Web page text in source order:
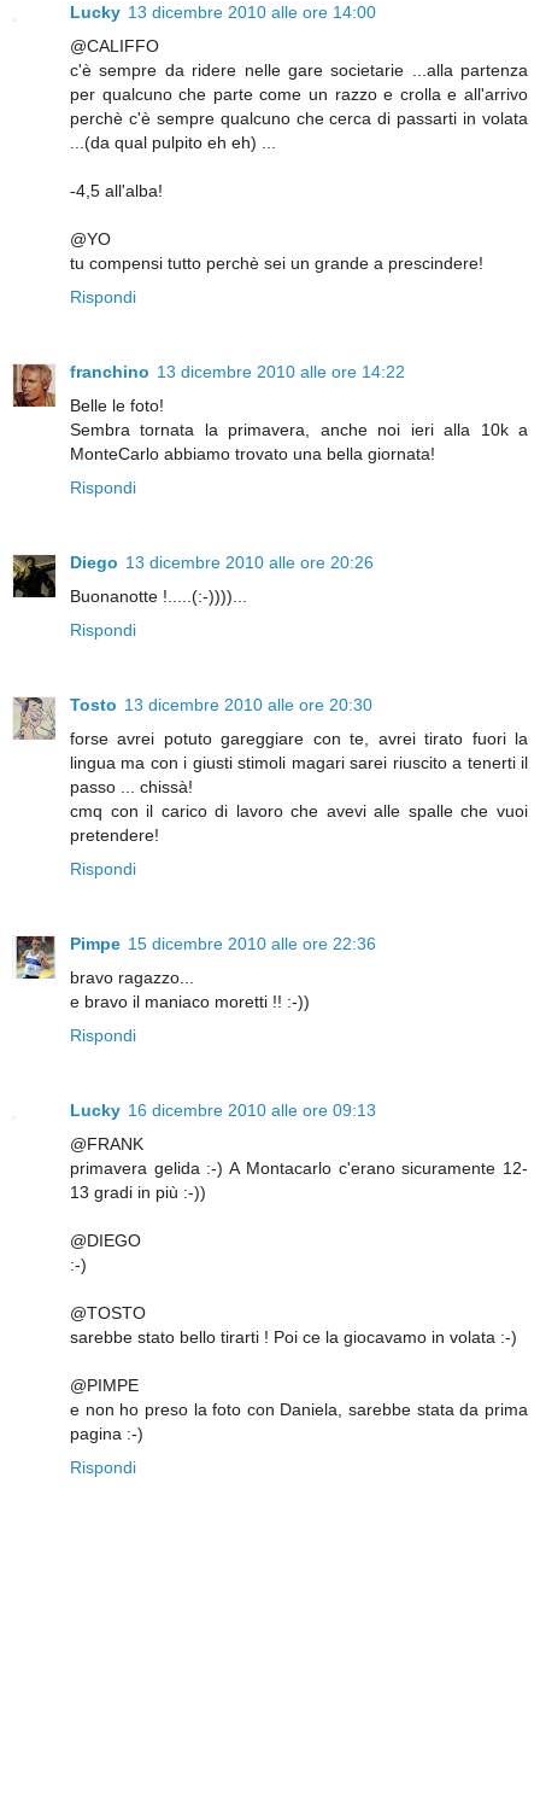
Lucky 13 dicembre 2010 alle ore 14:00
@CALIFFO
c'è sempre da ridere nelle gare societarie ...alla partenza
per qualcuno che parte come un razzo e crolla e all'arrivo
perchè c'è sempre qualcuno che cerca di passarti in volata
...(da qual pulpito eh eh) ...
-4,5 all'alba!
@YO
tu compensi tutto perchè sei un grande a prescindere!
Rispondi
franchino 13 dicembre 2010 alle ore 14:22
Belle le foto!
Sembra tornata la primavera, anche noi ieri alla 10k a
MonteCarlo abbiamo trovato una bella giornata!
Rispondi
Diego 13 dicembre 2010 alle ore 20:26
Buonanotte !.....(:-))))...
Rispondi
Tosto 13 dicembre 2010 alle ore 20:30
forse avrei potuto gareggiare con te, avrei tirato fuori la
lingua ma con i giusti stimoli magari sarei riuscito a tenerti il
passo ... chissà!
cmq con il carico di lavoro che avevi alle spalle che vuoi
pretendere!
Rispondi
Pimpe 15 dicembre 2010 alle ore 22:36
bravo ragazzo...
e bravo il maniaco moretti !! :-))
Rispondi
Lucky 16 dicembre 2010 alle ore 09:13
@FRANK
primavera gelida :-) A Montacarlo c'erano sicuramente 12-
13 gradi in più :-))
@DIEGO
:-)
@TOSTO
sarebbe stato bello tirarti ! Poi ce la giocavamo in volata :-)
@PIMPE
e non ho preso la foto con Daniela, sarebbe stata da prima
pagina :-)
Rispondi